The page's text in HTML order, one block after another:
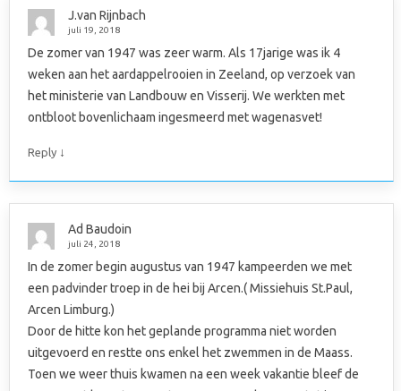
J.van Rijnbach
juli 19, 2018
De zomer van 1947 was zeer warm. Als 17jarige was ik 4
weken aan het aardappelrooien in Zeeland, op verzoek van
het ministerie van Landbouw en Visserij. We werkten met
ontbloot bovenlichaam ingesmeerd met wagenasvet!
Reply ↓
Ad Baudoin
juli 24, 2018
In de zomer begin augustus van 1947 kampeerden we met
een padvinder troep in de hei bij Arcen.( Missiehuis St.Paul,
Arcen Limburg.)
Door de hitte kon het geplande programma niet worden
uitgevoerd en restte ons enkel het zwemmen in de Maass.
Toen we weer thuis kwamen na een week vakantie bleef de